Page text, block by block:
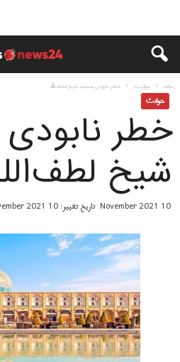
خانه حوادث خطر نابودی مسجد شیخ لطف‌الله
حوادث
خطر
شیخ
10 November 2021 تاریخ تغییر: 10 November 2021